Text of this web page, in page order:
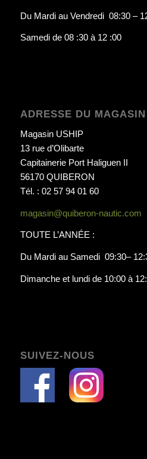
Du Mardi au Vendredi 08:30 –
Samedi de 08 :30 à 12 :00
ADRESSE DU MAGASIN
Magasin USHIP
13 rue d’Olibarte
Capitainerie Port Haliguen II
56170 QUIBERON
Tél. : 02 57 94 01 60
magasin@quiberon-nautic.com
TOUTE L’ANNÉE :
Du Mardi au Samedi 09:30–
Dimanche et lundi de 10:00 à
SUIVEZ-NOUS